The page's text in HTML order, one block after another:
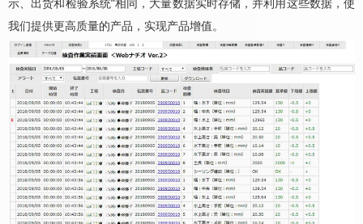
我们提供更高质量的产品，实现产品增值。